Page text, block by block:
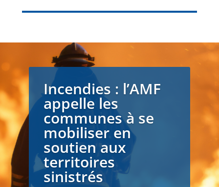
Incendies : l’AMF
appelle les
communes à se
mobiliser en
soutien aux
territoires
sinistrés